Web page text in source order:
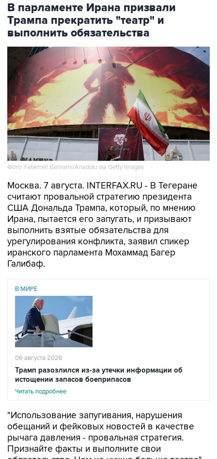
В парламенте Ирана призвали
Трампа прекратить "театр" и
выполнить обязательства
Фото: Fatemeh Bahrami/Anadolu via Getty Images
Москва. 7 августа. INTERFAX.RU - В Тегеране
считают провальной стратегию президента
США Дональда Трампа, который, по мнению
Ирана, пытается его запугать, и призывают
выполнить взятые обязательства для
урегулирования конфликта, заявил спикер
иранского парламента Мохаммад Багер
Галибаф.
В МИРЕ
06 августа 2026
Трамп разозлился из-за утечки информации об
истощении запасов боеприпасов
Читать подробнее
"Использование запугивания, нарушения
обещаний и фейковых новостей в качестве
рычага давления - провальная стратегия.
Признайте факты и выполните свои